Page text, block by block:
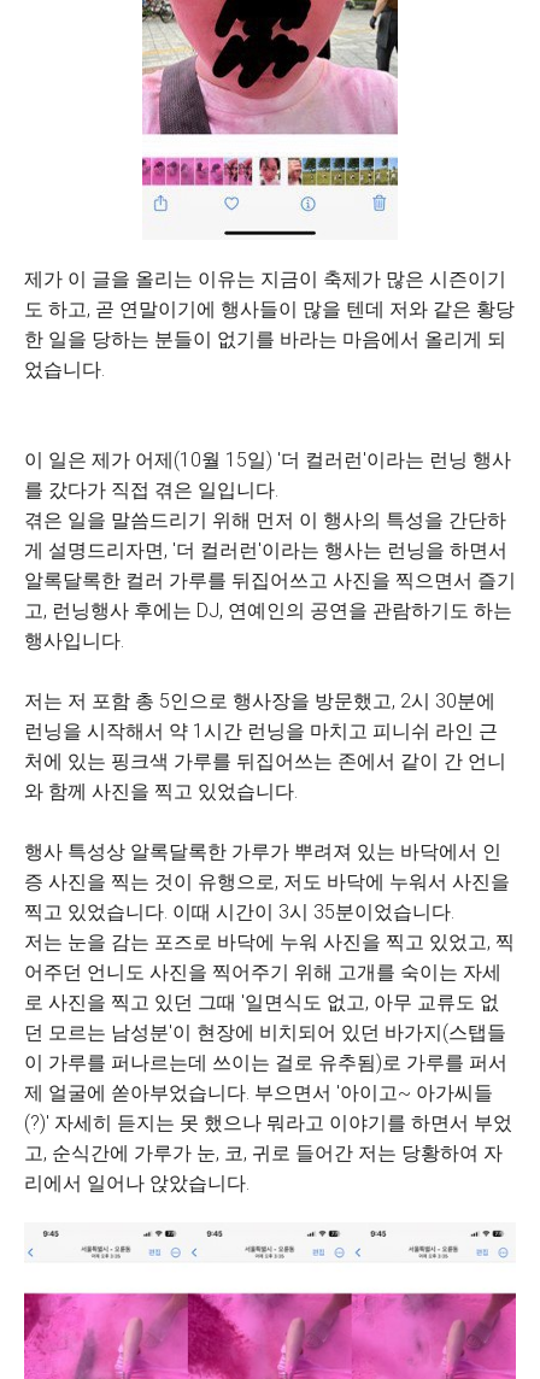
제가 이 글을 올리는 이유는 지금이 축제가 많은 시즌이기
도 하고, 곧 연말이기에 행사들이 많을 텐데 저와 같은 황당
한 일을 당하는 분들이 없기를 바라는 마음에서 올리게 되
었습니다.
이 일은 제가 어제(10월 15일) '더 컬러런'이라는 런닝 행사
를 갔다가 직접 겪은 일입니다.
겪은 일을 말씀드리기 위해 먼저 이 행사의 특성을 간단하
게 설명드리자면, '더 컬러런'이라는 행사는 런닝을 하면서
알록달록한 컬러 가루를 뒤집어쓰고 사진을 찍으면서 즐기
고, 런닝행사 후에는 DJ, 연예인의 공연을 관람하기도 하는
행사입니다.
저는 저 포함 총 5인으로 행사장을 방문했고, 2시 30분에
런닝을 시작해서 약 1시간 런닝을 마치고 피니쉬 라인 근
처에 있는 핑크색 가루를 뒤집어쓰는 존에서 같이 간 언니
와 함께 사진을 찍고 있었습니다.
행사 특성상 알록달록한 가루가 뿌려져 있는 바닥에서 인
증 사진을 찍는 것이 유행으로, 저도 바닥에 누워서 사진을
찍고 있었습니다. 이때 시간이 3시 35분이었습니다.
저는 눈을 감는 포즈로 바닥에 누워 사진을 찍고 있었고, 찍
어주던 언니도 사진을 찍어주기 위해 고개를 숙이는 자세
로 사진을 찍고 있던 그때 '일면식도 없고, 아무 교류도 없
던 모르는 남성분'이 현장에 비치되어 있던 바가지(스탭들
이 가루를 퍼나르는데 쓰이는 걸로 유추됨)로 가루를 퍼서
제 얼굴에 쏟아부었습니다. 부으면서 '아이고~ 아가씨들
(?)' 자세히 듣지는 못 했으나 뭐라고 이야기를 하면서 부었
고, 순식간에 가루가 눈, 코, 귀로 들어간 저는 당황하여 자
리에서 일어나 앉았습니다.